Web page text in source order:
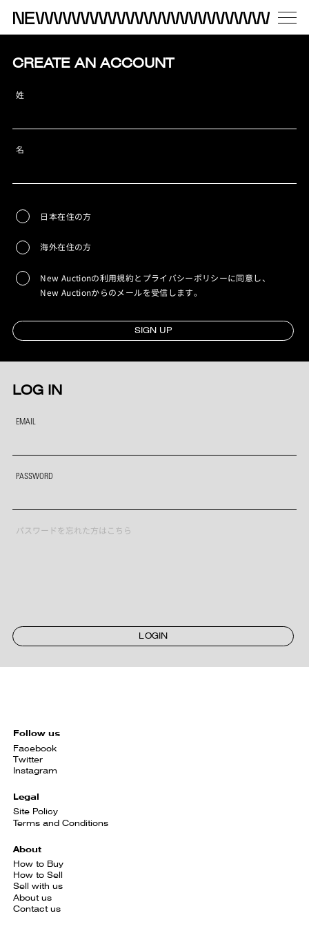
CREATE AN ACCOUNT
姓
名
日本在住の方
海外在住の方
New Auctionの利用規約とプライバシーポリシーに同意し、
New Auctionからのメールを受信します。
SIGN UP
LOG IN
EMAIL
PASSWORD
パスワードを忘れた方はこちら
LOGIN
Follow us
Facebook
Twitter
Instagram
Legal
Site Policy
Terms and Conditions
About
How to Buy
How to Sell
Sell with us
About us
Contact us